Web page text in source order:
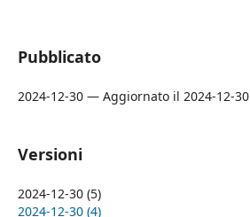
Pubblicato
2024-12-30 — Aggiornato il 2024-12-30
Versioni
2024-12-30 (5)
2024-12-30 (4)